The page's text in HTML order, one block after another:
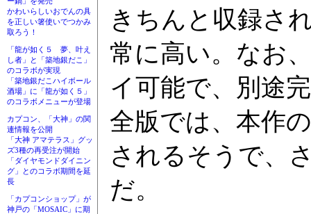
かわいらしいおでんの具
を正しい箸使いでつかみ
取ろう！
「龍が如く５ 夢、叶え
し者」と「築地銀だこ」
のコラボが実現
「築地銀だこハイボール
酒場」に「龍が如く５」
のコラボメニューが登場
カプコン、「大神」の関
連情報を公開
「大神 アマテラス」グッ
ズ3種の再受注が開始
「ダイヤモンドダイニン
グ」とのコラボ期間を延
長
「カプコンショップ」が
神戸の「MOSAIC」に期
きちんと収録さ
常に高い。なお
イ可能で、別途
全版では、本作
されるそうで、
だ。